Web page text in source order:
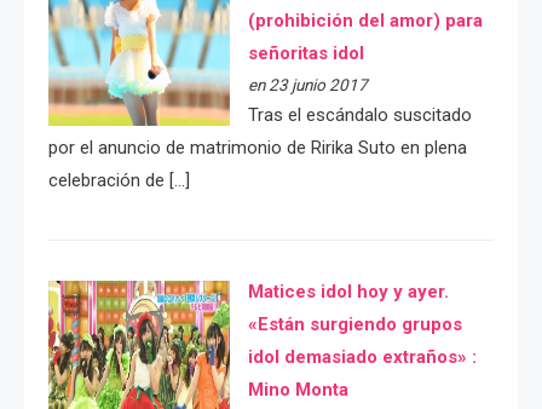
(prohibición del amor) para
señoritas idol
en 23 junio 2017
Tras el escándalo suscitado
por el anuncio de matrimonio de Ririka Suto en plena
celebración de […]
Matices idol hoy y ayer.
«Están surgiendo grupos
idol demasiado extraños» :
Mino Monta